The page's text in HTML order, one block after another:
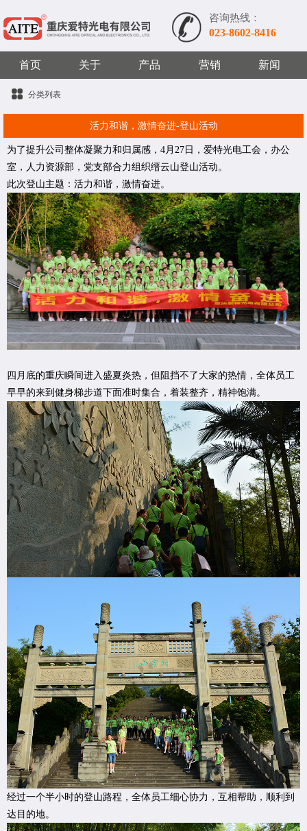
咨询热线：
023-8602-8416
首页 关于 产品 营销 新闻
分类列表
活力和谐，激情奋进-登山活动
为了提升公司整体凝聚力和归属感，4月27日，爱特光电工会，办公
室，人力资源部，党支部合力组织缙云山登山活动。
此次登山主题：活力和谐，激情奋进。
四月底的重庆瞬间进入盛夏炎热，但阻挡不了大家的热情，全体员工
早早的来到健身梯步道下面准时集合，着装整齐，精神饱满。
经过一个半小时的登山路程，全体员工细心协力，互相帮助，顺利到
达目的地。